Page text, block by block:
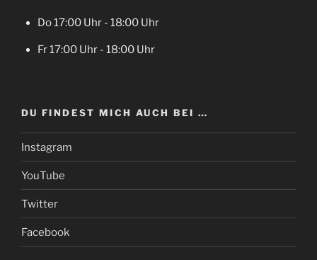
Do 17:00 Uhr - 18:00 Uhr
Fr 17:00 Uhr - 18:00 Uhr
DU FINDEST MICH AUCH BEI …
Instagram
YouTube
Twitter
Facebook